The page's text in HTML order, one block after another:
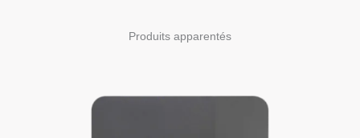
Produits apparentés